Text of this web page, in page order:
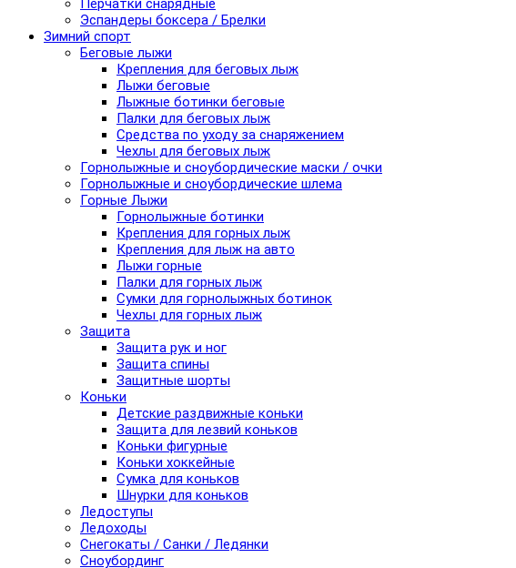
Перчатки снарядные
Эспандеры боксера / Брелки
Зимний спорт
Беговые лыжи
Крепления для беговых лыж
Лыжи беговые
Лыжные ботинки беговые
Палки для беговых лыж
Средства по уходу за снаряжением
Чехлы для беговых лыж
Горнолыжные и сноубордические маски / очки
Горнолыжные и сноубордические шлема
Горные Лыжи
Горнолыжные ботинки
Крепления для горных лыж
Крепления для лыж на авто
Лыжи горные
Палки для горных лыж
Сумки для горнолыжных ботинок
Чехлы для горных лыж
Защита
Защита рук и ног
Защита спины
Защитные шорты
Коньки
Детские раздвижные коньки
Защита для лезвий коньков
Коньки фигурные
Коньки хоккейные
Сумка для коньков
Шнурки для коньков
Ледоступы
Ледоходы
Снегокаты / Санки / Ледянки
Сноубординг